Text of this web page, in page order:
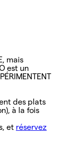
mais
est un
des plats
à la fois
et réservez